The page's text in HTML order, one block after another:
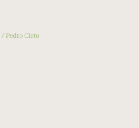
Pedro Cleto